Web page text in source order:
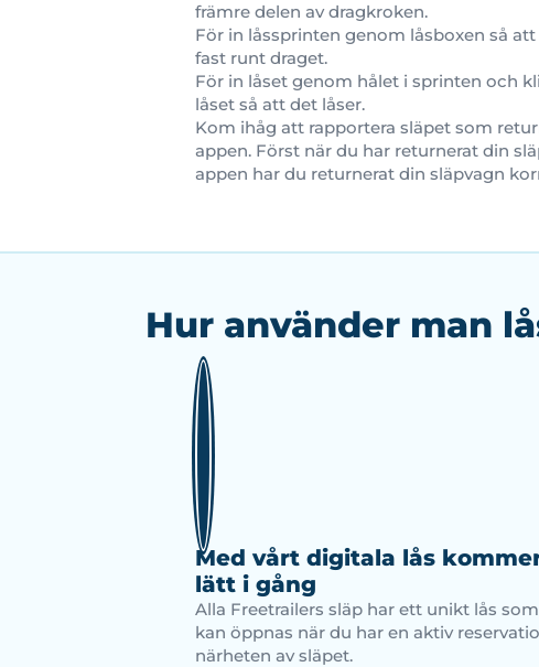
främre delen av dragkroken.
För in låssprinten genom låsboxen så
fast runt draget.
För in låset genom hålet i sprinten och
låset så att det låser.
Kom ihåg att rapportera släpet som
appen. Först när du har returnerat din
appen har du returnerat din släpvagn
Hur använder man
Med vårt digitala lås
lätt i gång
Alla Freetrailers släp har ett unikt lås
kan öppnas när du har en aktiv
närheten av släpet.